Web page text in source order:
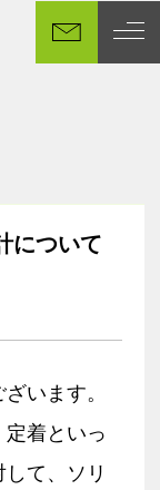
について
います。
定着といっ
て、ソリ